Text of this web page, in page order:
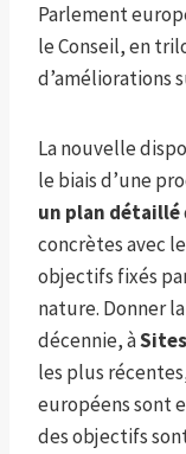
Parlement
le Conseil, en
d’améliorations
La nouvelle
le biais d’une
un plan détaillé
concrètes avec
objectifs fixés
nature. Donner
décennie, à
les plus
européens sont
des objectifs